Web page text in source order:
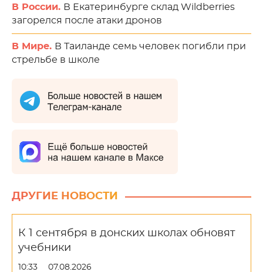
В России. В Екатеринбурге склад Wildberries
загорелся после атаки дронов
В Мире. В Таиланде семь человек погибли при
стрельбе в школе
ДРУГИЕ НОВОСТИ
К 1 сентября в донских школах обновят
учебники
10:33 07.08.2026